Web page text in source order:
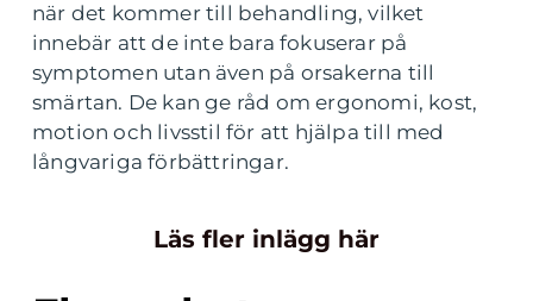
när det kommer till behandling, vilket
innebär att de inte bara fokuserar på
symptomen utan även på orsakerna till
smärtan. De kan ge råd om ergonomi, kost,
motion och livsstil för att hjälpa till med
långvariga förbättringar.
Läs fler inlägg här